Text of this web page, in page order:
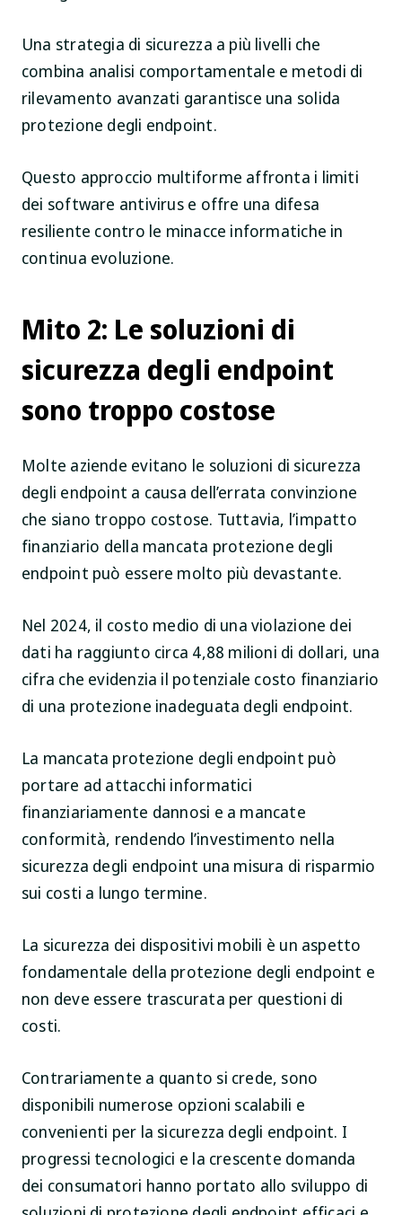
Una strategia di sicurezza a più livelli che
combina analisi comportamentale e metodi di
rilevamento avanzati garantisce una solida
protezione degli endpoint.
Questo approccio multiforme affronta i limiti
dei software antivirus e offre una difesa
resiliente contro le minacce informatiche in
continua evoluzione.
Mito 2: Le soluzioni di
sicurezza degli endpoint
sono troppo costose
Molte aziende evitano le soluzioni di sicurezza
degli endpoint a causa dell’errata convinzione
che siano troppo costose. Tuttavia, l’impatto
finanziario della mancata protezione degli
endpoint può essere molto più devastante.
Nel 2024, il costo medio di una violazione dei
dati ha raggiunto circa 4,88 milioni di dollari, una
cifra che evidenzia il potenziale costo finanziario
di una protezione inadeguata degli endpoint.
La mancata protezione degli endpoint può
portare ad attacchi informatici
finanziariamente dannosi e a mancate
conformità, rendendo l’investimento nella
sicurezza degli endpoint una misura di risparmio
sui costi a lungo termine.
La sicurezza dei dispositivi mobili è un aspetto
fondamentale della protezione degli endpoint e
non deve essere trascurata per questioni di
costi.
Contrariamente a quanto si crede, sono
disponibili numerose opzioni scalabili e
convenienti per la sicurezza degli endpoint. I
progressi tecnologici e la crescente domanda
dei consumatori hanno portato allo sviluppo di